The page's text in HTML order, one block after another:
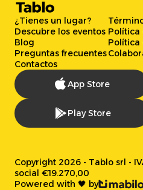
¿Tienes un lugar?
Descubre los eventos
Blog
Preguntas frecuentes
Contactos
Política
Política
App Store
Play Store
Copyright 2026 - Tablo srl -
social €19.270,00
Powered with 🖤 by